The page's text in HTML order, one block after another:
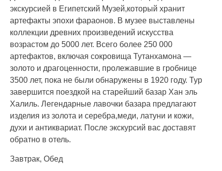
экскурсией в Египетский Музей,который хранит
артефакты эпохи фараонов. В музее выставлены
коллекции древних произведений искусства
возрастом до 5000 лет. Всего более 250 000
артефактов, включая сокровища Тутанхамона —
золото и драгоценности, пролежавшие в гробнице
3500 лет, пока не были обнаружены в 1920 году. Тур
завершится поездкой на старейший базар Хан эль
Халиль. Легендарные лавочки базара предлагают
изделия из золота и серебра,меди, латуни и кожи,
духи и антиквариат. После экскурсий вас доставят
обратно в отель.
Завтрак, Обед